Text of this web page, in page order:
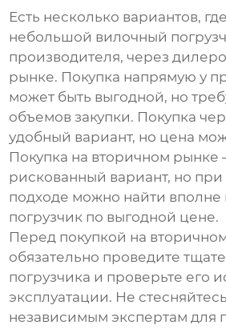
Есть несколько вариантов,
небольшой вилочный
производителя, через
рынке. Покупка напрямую у
может быть выгодной, но
объемов закупки. Покупка
удобный вариант, но цена
Покупка на вторичном рынке
рискованный вариант, но
подходе можно найти
погрузчик по выгодной цене.
Перед покупкой на
обязательно проведите
погрузчика и проверьте его
эксплуатации. Не
независимым экспертам для